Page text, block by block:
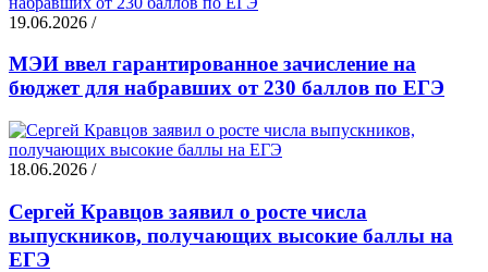
19.06.2026 /
МЭИ ввел гарантированное зачисление на
бюджет для набравших от 230 баллов по ЕГЭ
18.06.2026 /
Сергей Кравцов заявил о росте числа
выпускников, получающих высокие баллы на
ЕГЭ